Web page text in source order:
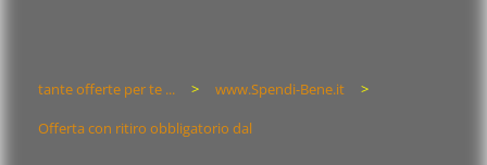
tante offerte per te ... > www.Spendi-Bene.it
>
Offerta con ritiro obbligatorio dal